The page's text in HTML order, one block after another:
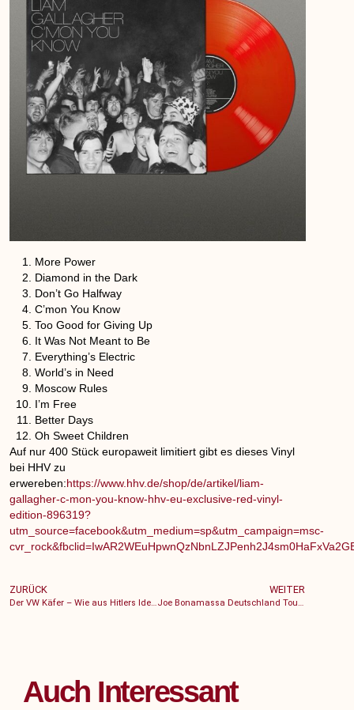
More Power
Diamond in the Dark
Don’t Go Halfway
C’mon You Know
Too Good for Giving Up
It Was Not Meant to Be
Everything’s Electric
World’s in Need
Moscow Rules
I’m Free
Better Days
Oh Sweet Children
Auf nur 400 Stück europaweit limitiert gibt es dieses Vinyl
bei HHV zu
erwereben:https://www.hhv.de/shop/de/artikel/liam-
gallagher-c-mon-you-know-hhv-eu-exclusive-red-vinyl-
edition-896319?
utm_source=facebook&utm_medium=sp&utm_campaign=msc-
ZURÜCK
Der VW Käfer – Wie aus Hitlers Idee eine Designikone wurde
WEITER
Joe Bonamassa Deutschland Tour 2022 – Das Gitarrenevent des Jahres
Auch Interessant